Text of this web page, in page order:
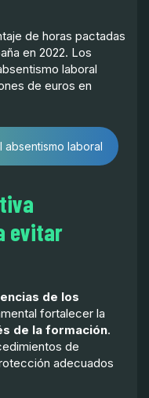
de horas pactadas
en 2022. Los
laboral
de euros en
laboral
evitar
de los
fortalecer la
de la formación.
de
adecuados